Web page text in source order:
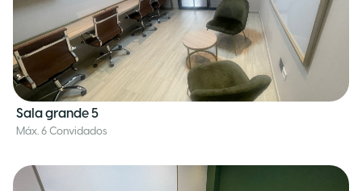
Sala grande 5
Máx. 6 Convidados